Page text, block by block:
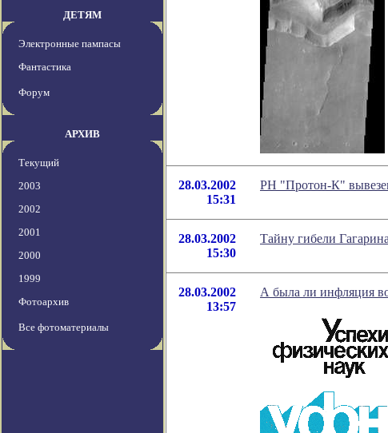
ДЕТЯМ
Электронные пампасы
Фантастика
Форум
АРХИВ
Текущий
2003
2002
2001
2000
1999
Фотоархив
Все фотоматериалы
28.03.2002
15:31
РН "Протон-К"
28.03.2002
15:30
Тайну гибели
28.03.2002
13:57
А была ли инфляция